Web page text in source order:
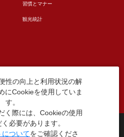
習慣とマナー
観光統計
広告掲載について
区役所観光課
台東区東上野4丁目5番6号
性の向上と利用状況の解
にCookieを使用していま
す。
く際には、Cookieの使用
必要があります。
についてをご確認くださ